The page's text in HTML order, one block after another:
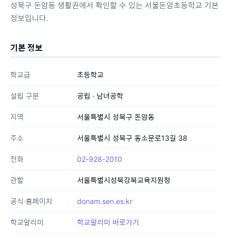
성북구 돈암동 생활권에서 확인할 수 있는 서울돈암초등학교 기본
정보입니다.
기본 정보
학교급 초등학교
설립 구분 공립 · 남녀공학
지역 서울특별시 성북구 돈암동
주소 서울특별시 성북구 동소문로13길 38
전화 02-928-2010
관할 서울특별시성북강북교육지원청
공식 홈페이지 donam.sen.es.kr
학교알리미 학교알리미 바로가기